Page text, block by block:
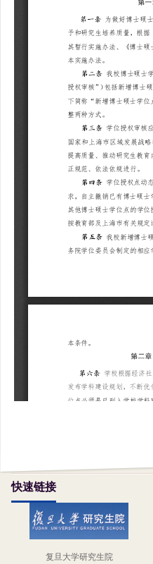
快速链接
复旦大学研究生院